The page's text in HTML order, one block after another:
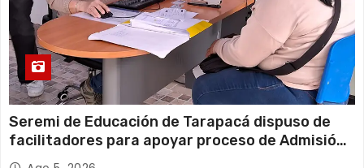
Seremi de Educación de Tarapacá dispuso de
facilitadores para apoyar proceso de Admisión
Escolar 2027